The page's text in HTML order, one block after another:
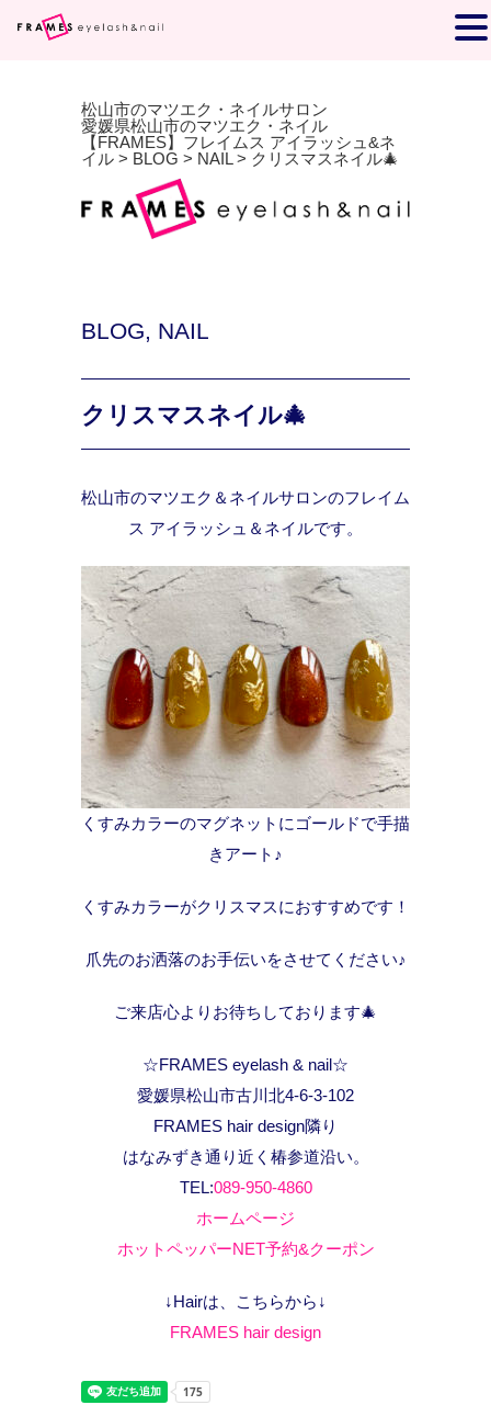
松山市のマツエク・ネイルサロン
愛媛県松山市のマツエク・ネイル
【FRAMES】フレイムス アイラッシュ&ネ
イル > BLOG > NAIL> クリスマスネイル🎄
BLOG, NAIL
クリスマスネイル🎄
松山市のマツエク＆ネイルサロンのフレイム
ス アイラッシュ＆ネイルです。
くすみカラーのマグネットにゴールドで手描
きアート♪
くすみカラーがクリスマスにおすすめです！
爪先のお洒落のお手伝いをさせてください♪
ご来店心よりお待ちしております🎄
☆FRAMES eyelash & nail☆
愛媛県松山市古川北4-6-3-102
FRAMES hair design隣り
はなみずき通り近く椿参道沿い。
TEL:089-950-4860
ホームページ
ホットペッパーNET予約&クーポン
↓Hairは、こちらから↓
FRAMES hair design